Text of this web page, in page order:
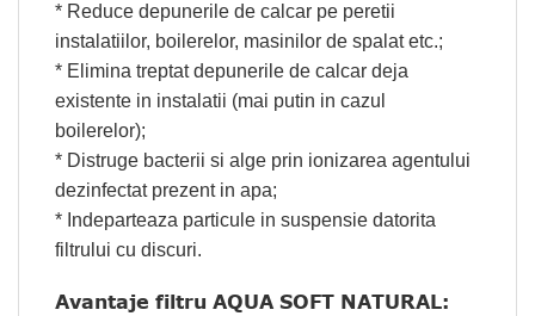
* Reduce depunerile de calcar pe peretii
instalatiilor, boilerelor, masinilor de spalat etc.;
* Elimina treptat depunerile de calcar deja
existente in instalatii (mai putin in cazul
boilerelor);
* Distruge bacterii si alge prin ionizarea agentului
dezinfectat prezent in apa;
* Indeparteaza particule in suspensie datorita
filtrului cu discuri.
Avantaje filtru AQUA SOFT NATURAL: